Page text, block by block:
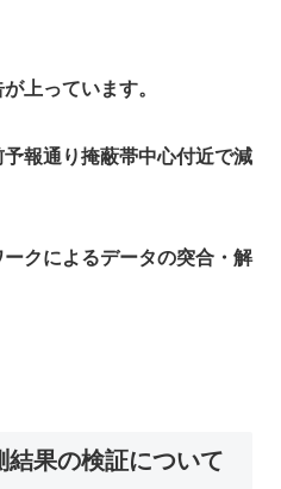
上っています。​
報通り掩蔽帯中心付近で減
クによるデータの突合・解
果の検証について